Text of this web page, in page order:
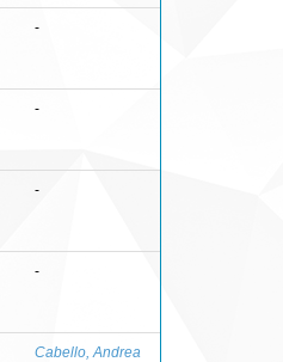
-
-
-
-
Cabello, Andrea